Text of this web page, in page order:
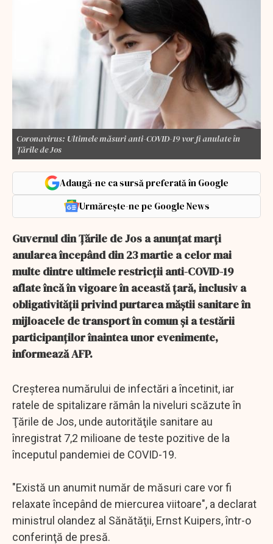
Coronavirus: Ultimele măsuri anti-COVID-19 vor fi anulate în
Ţările de Jos
Adaugă-ne ca sursă preferată în Google
Urmărește-ne pe Google News
Guvernul din Ţările de Jos a anunţat marţi
anularea începând din 23 martie a celor mai
multe dintre ultimele restricţii anti-COVID-19
aflate încă în vigoare în această ţară, inclusiv a
obligativităţii privind purtarea măştii sanitare în
mijloacele de transport în comun şi a testării
participanţilor înaintea unor evenimente,
informează AFP.
Creşterea numărului de infectări a încetinit, iar
ratele de spitalizare rămân la niveluri scăzute în
Ţările de Jos, unde autorităţile sanitare au
înregistrat 7,2 milioane de teste pozitive de la
începutul pandemiei de COVID-19.
"Există un anumit număr de măsuri care vor fi
relaxate începând de miercurea viitoare", a declarat
ministrul olandez al Sănătăţii, Ernst Kuipers, într-o
conferinţă de presă.